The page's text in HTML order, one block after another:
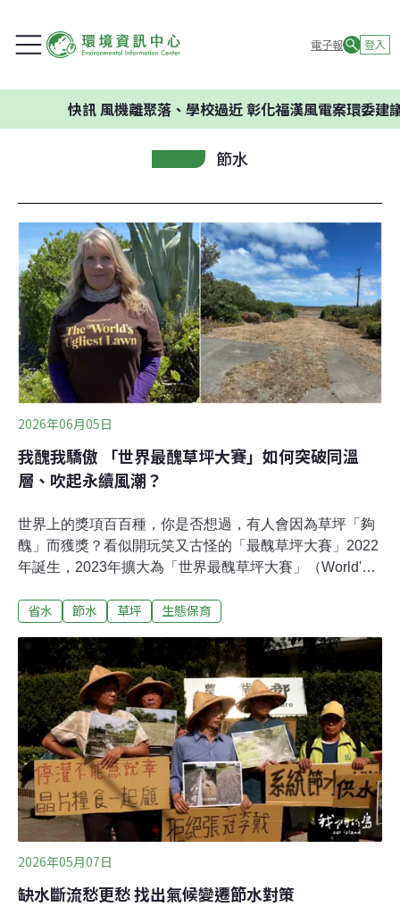
電子報 登入
風機離聚落、學校過近 彰化福漢風電案環委建議不應開
節水
2026年06月05日
我醜我驕傲 「世界最醜草坪大賽」如何突破同溫
層、吹起永續風潮？
世界上的獎項百百種，你是否想過，有人會因為草坪「夠
醜」而獲獎？看似開玩笑又古怪的「最醜草坪大賽」2022
年誕生，2023年擴大為「世界最醜草坪大賽」（World's
Gustafsson）接受《環境資訊中心》專訪時解釋，他想挑
然」。他也向台灣招手，歡迎大家加入這場特別的比賽。
誰比他們更懂醜草坪的精髓？修剪整齊、青翠雅致的草
坪，是庭院的重要「門面」。但氣候變遷與水資源壓力加
劇下，想維持這片綠意，可能代表著不間斷的澆水與高耗
水量。古斯塔夫松提到，「草坪已經成為美國面積最大的
灌溉作物之一了。」「『醜』是這個創意倡議的關鍵，也
是能最快傳遞概念的方式。」古斯塔夫松說。「世界最醜
草坪大賽」源於瑞典的哥特蘭島（Gotland），這座位於波
羅的海的島嶼，長期飽受乾旱之苦。古斯塔夫松靈光一
閃，從
省水 節水 草坪 生態保育
2026年05月07日
缺水斷流愁更愁 找出氣候變遷節水對策